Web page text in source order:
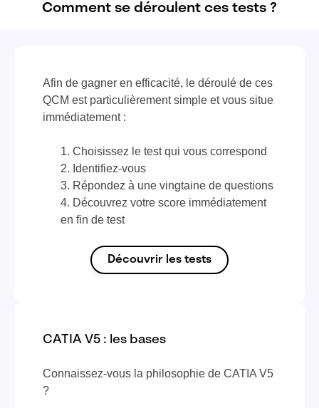
Comment se déroulent ces tests ?
Afin de gagner en efficacité, le déroulé de ces
QCM est particulièrement simple et vous situe
immédiatement :
Choisissez le test qui vous correspond
Identifiez-vous
Répondez à une vingtaine de questions
Découvrez votre score immédiatement
en fin de test
Découvrir les tests
CATIA V5 : les bases
Connaissez-vous la philosophie de CATIA V5
?